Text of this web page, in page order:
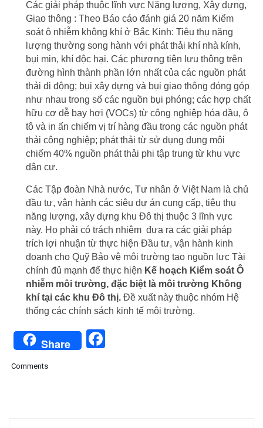
Các giải pháp thuộc lĩnh vực Năng lượng, Xây dựng,
Giao thông : Theo Báo cáo đánh giá 20 năm Kiểm
soát ô nhiễm không khí ở Bắc Kinh: Tiêu thụ năng
lượng thường song hành với phát thải khí nhà kính,
bụi min, khí độc hại. Các phương tiện lưu thông trên
đường hình thành phần lớn nhất của các nguồn phát
thải di động; bụi xây dựng và bụi giao thông đóng góp
như nhau trong số các nguồn bụi phóng; các hợp chất
hữu cơ dễ bay hơi (VOCs) từ công nghiệp hóa dầu, ô
tô và in ấn chiếm vị trí hàng đầu trong các nguồn phát
thải công nghiệp; phát thải từ sử dụng dung môi
chiếm 40% nguồn phát thải phi tập trung từ khu vực
dân cư.
Các Tập đoàn Nhà nước, Tư nhân ở Việt Nam là chủ
đầu tư, vận hành các siêu dự án cung cấp, tiêu thụ
năng lượng, xây dựng khu Đô thị thuộc 3 lĩnh vực
này. Họ phải có trách nhiệm đưa ra các giải pháp
trích lợi nhuận từ thực hiện Đầu tư, vận hành kinh
doanh cho Quỹ Bảo vệ môi trường tạo nguồn lực Tài
chính đủ mạnh để thực hiện Kế hoạch Kiểm soát Ô
nhiễm môi trường, đặc biệt là môi trường Không
khí tại các khu Đô thị.Đề xuất này thuộc nhóm Hệ
thống các chính sách kinh tế môi trường.
Share
Comments